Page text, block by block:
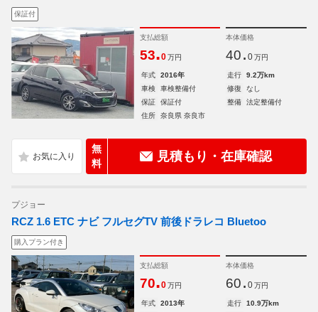
保証付
支払総額
53.0 万円
本体価格
40. 0 万円
年式 2016年 走行
9.2万km
車検
車検整備付 修復
なし
保証
保証付 整備
法定整備付
住所
奈良県 奈良市
無
料
見積もり・在庫確認
プジョー
RCZ 1.6 ETC ナビ フルセグTV 前後ドラレコ Bluetoo
購入プラン付き
支払総額
70.0 万円
本体価格
60. 0 万円
年式 2013年 走行
10.9万km